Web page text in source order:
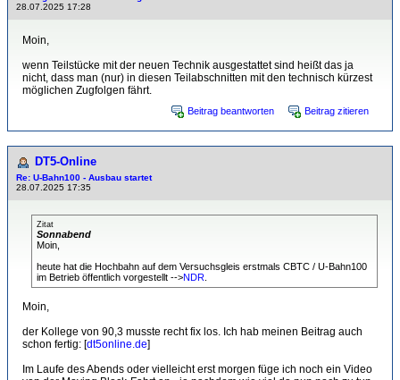
28.07.2025 17:28
Moin,
wenn Teilstücke mit der neuen Technik ausgestattet sind heißt das ja
nicht, dass man (nur) in diesen Teilabschnitten mit den technisch kürzest
möglichen Zugfolgen fährt.
Beitrag beantworten Beitrag zitieren
DT5-Online
Re: U-Bahn100 - Ausbau startet
28.07.2025 17:35
Zitat
Sonnabend
Moin,
heute hat die Hochbahn auf dem Versuchsgleis erstmals CBTC / U-Bahn100
im Betrieb öffentlich vorgestellt -->NDR
Moin,
der Kollege von 90,3 musste recht fix los. Ich hab meinen Beitrag auch
schon fertig: [dt5online.de]
Im Laufe des Abends oder vielleicht erst morgen füge ich noch ein Video